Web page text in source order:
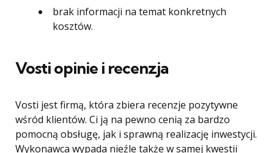
brak informacji na temat konkretnych
kosztów.
Vosti opinie i recenzja
Vosti jest firmą, która zbiera recenzje pozytywne
wśród klientów. Ci ją na pewno cenią za bardzo
pomocną obsługę, jak i sprawną realizację inwestycji.
Wykonawca wypada nieźle także w samej kwestii